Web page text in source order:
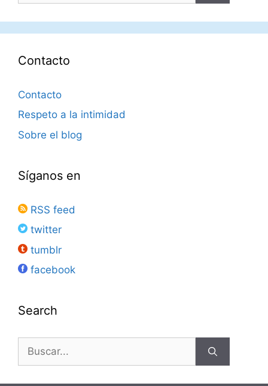
Contacto
Contacto
Respeto a la intimidad
Sobre el blog
Síganos en
RSS feed
twitter
tumblr
facebook
Search
Buscar: